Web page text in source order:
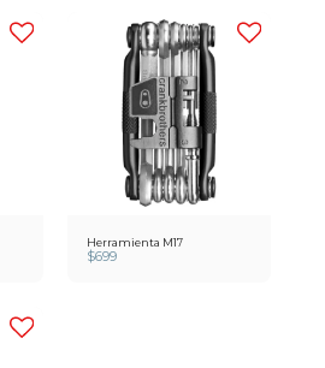
Herramienta M17
$699